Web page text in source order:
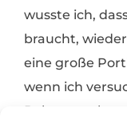
wusste ich,
braucht,
eine große
wenn ich
Bahnen zu